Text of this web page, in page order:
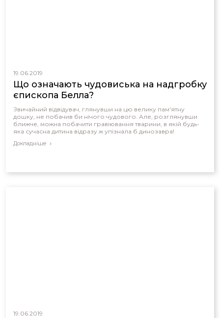
19.06.2019
Що означають чудовиська на надгробку
єпископа Белла?
Звичайний відвідувач, глянувши на цю велику пам'ятну
дошку, не побачив би нічого чудового. Але, розглянувши
ближче, можна побачити гравіювання тварини, в якій будь-
яка сучасна дитина відразу ж упізнала б динозавра!
Докладніше
19.06.2019